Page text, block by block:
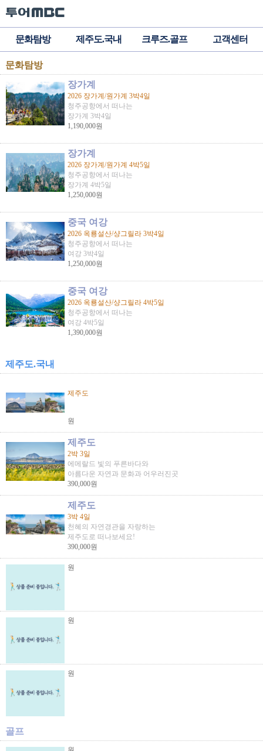
문화탐방 제주도.국내 크루즈.골프 고객센터
문화탐방
장가계
2026 장가계/원가계 3박4일
청주공항에서 떠나는
장가계 3박4일
1,190,000원
장가계
2026 장가계/원가계 4박5일
청주공항에서 떠나는
장가계 4박5일
1,250,000원
중국 여강
2026 옥룡설산/샹그릴라 3박4일
청주공항에서 떠나는
여강 3박4일
1,250,000원
중국 여강
2026 옥룡설산/샹그릴라 4박5일
청주공항에서 떠나는
여강 4박5일
1,390,000원
제주도.국내
제주도
원
제주도
2박 3일
에메랄드 빛의 푸른바다와
아름다운 자연과 문화과 어우러진곳
390,000원
제주도
3박 4일
천혜의 자연경관을 자랑하는
제주도로 떠나보세요!
390,000원
원
원
원
골프